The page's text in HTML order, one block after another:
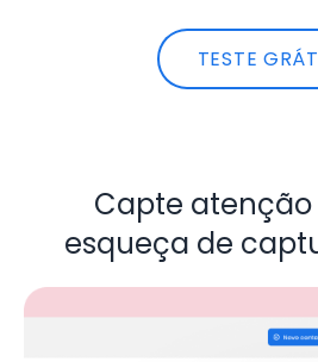
TESTE
Capte atenção
esqueça de